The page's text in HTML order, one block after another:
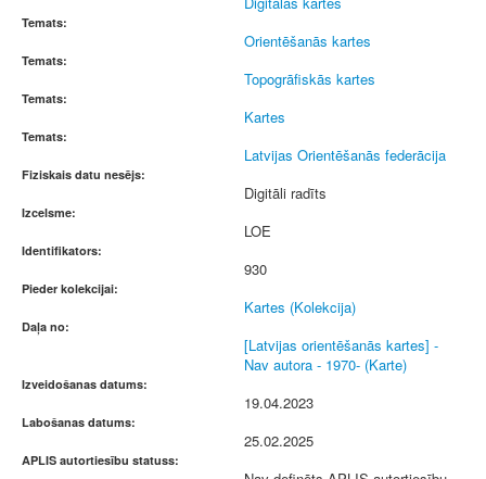
Temats:
Orientēšanās kartes
Temats:
Topogrāfiskās kartes
Temats:
Kartes
Temats:
Latvijas Orientēšanās federācija
Fiziskais datu nesējs:
Digitāli radīts
Izcelsme:
LOE
Identifikators:
930
Pieder kolekcijai:
Kartes (Kolekcija)
Daļa no:
[Latvijas orientēšanās kartes] -
Nav autora - 1970- (Karte)
Izveidošanas datums:
19.04.2023
Labošanas datums:
25.02.2025
APLIS autortiesību statuss: